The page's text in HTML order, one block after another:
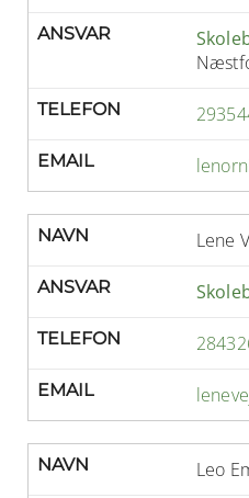
ANSVAR
TELEFON
EMAIL
NAVN Lene
ANSVAR
TELEFON
EMAIL
NAVN Leo